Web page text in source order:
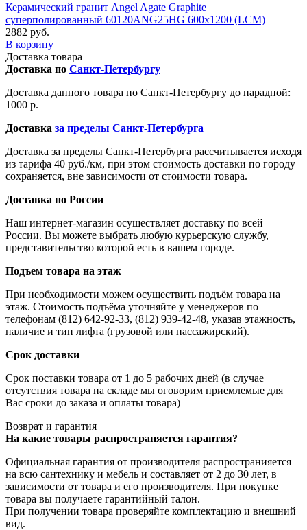
Керамический гранит Angel Agate Graphite
суперполированный 60120ANG25HG 600x1200 (LCM)
2882 руб.
В корзину
Доставка товара
Доставка по Санкт-Петербургу
Доставка данного товара по Санкт-Петербургу до парадной:
1000 р.
Доставка за пределы Санкт-Петербурга
Доставка за пределы Санкт-Петербурга рассчитывается исходя
из тарифа 40 руб./км, при этом стоимость доставки по городу
сохраняется, вне зависимости от стоимости товара.
Доставка по России
Наш интернет-магазин осуществляет доставку по всей
России. Вы можете выбрать любую курьерскую службу,
представительство которой есть в вашем городе.
Подъем товара на этаж
При необходимости можем осуществить подъём товара на
этаж. Стоимость подъёма уточняйте у менеджеров по
телефонам (812) 642-92-33, (812) 939-42-48, указав этажность,
наличие и тип лифта (грузовой или пассажирский).
Срок доставки
Срок поставки товара от 1 до 5 рабочих дней (в случае
отсутствия товара на складе мы оговорим приемлемые для
Вас сроки до заказа и оплаты товара)
Возврат и гарантия
На какие товары распространяется гарантия?
Официальная гарантия от производителя распространияется
на всю сантехнику и мебель и составляет от 2 до 30 лет, в
зависимости от товара и его производителя. При покупке
товара вы получаете гарантийный талон.
При получении товара проверяйте комплектацию и внешний
вид.